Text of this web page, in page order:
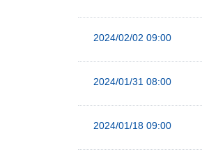
2024/02/02 09:00
2024/01/31 08:00
2024/01/18 09:00